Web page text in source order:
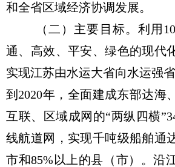
和全省区域经济协调发展。
（二）主要目标。利用10
通、高效、平安、绿色的现代
实现江苏由水运大省向水运强省
到2020年，全面建成东部达海
互联、区域成网的“两纵四横
线航道网，实现千吨级船舶通
市和85%以上的县（市）。沿